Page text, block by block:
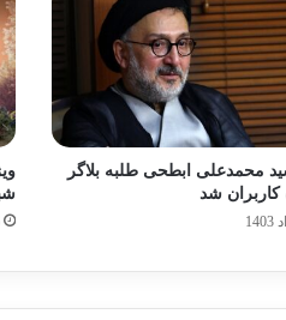
محمدعلی ابطحی طلبه بلاگر
کاربران شد